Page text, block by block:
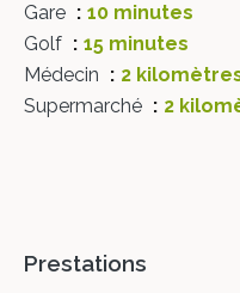
Gare
10 minutes
Golf
15 minutes
Médecin
2
Supermarché
2
Prestations